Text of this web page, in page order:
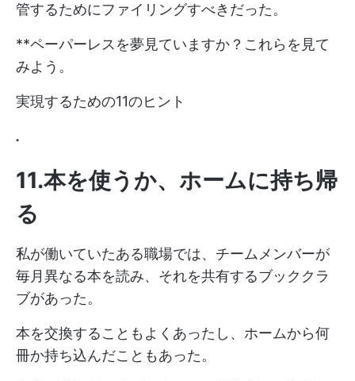
管するためにファイリングすべきだった。
**ペーパーレスを夢見ていますか？これらを見て
みよう。
実現するための11のヒント
.
11.本を使うか、ホームに持ち帰
る
私が働いていたある職場では、チームメンバーが
毎月異なる本を読み、それを共有するブッククラ
ブがあった。
本を交換することもよくあったし、ホームから何
冊か持ち込んだこともあった。